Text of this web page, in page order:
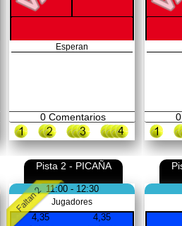
Esperan
0Comentarios 0
Pista 2 - PICAÑA
11:00 - 12:30
Jugadores
4,35 4,35